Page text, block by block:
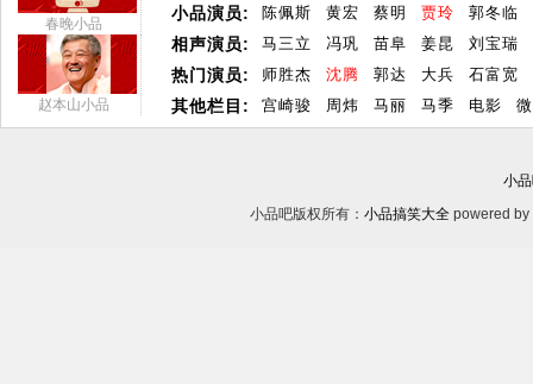
春晚小品
赵本山小品
小品演员:
相声演员:
热门演员:
其他栏目:
陈佩斯 黄宏 蔡明 贾玲
郭冬临
马三立
冯巩 苗阜 姜昆
刘宝瑞
师胜杰
沈腾 郭达 大兵
石富宽
宫崎骏
周炜 马丽 马季 电影
小
小品吧版权所有： 小品搞笑大全 powered by